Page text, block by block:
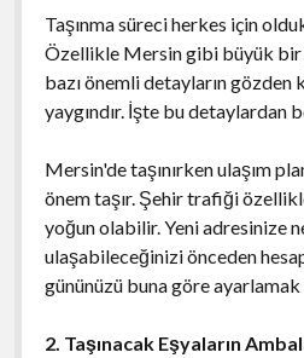
Taşınma süreci herkes için
Özellikle Mersin gibi büyük bir
bazı önemli detayların gözden
yaygındır. İşte bu detaylardan
Mersin'de taşınırken ulaşım
önem taşır. Şehir trafiği
yoğun olabilir. Yeni adresinize
ulaşabileceğinizi önceden
gününüzü buna göre ayarlamak
2. Taşınacak Eşyaların